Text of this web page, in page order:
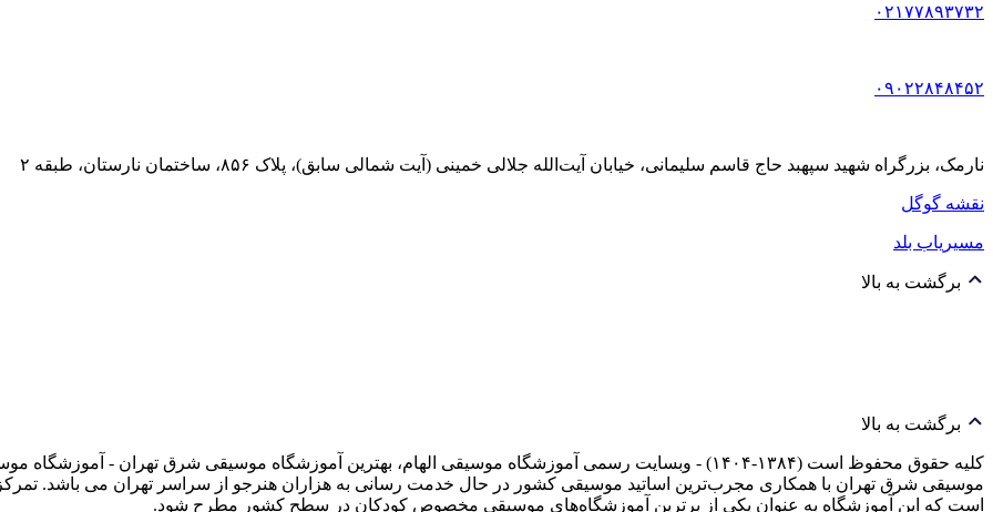
۰۲۱۷۷۸۹۳۷۳۲
۰۹۰۲۲۸۴۸۴۵۲
نارمک، بزرگراه شهید سپهبد حاج قاسم سلیمانی، خیابان آیت‌الله جلالی خمینی (آیت شمالی سابق)، پلاک ۸۵۶، ساختمان نارستان، طبقه ۲
نقشه گوگل
مسیریاب بلد
برگشت به بالا
برگشت به بالا
کلیه حقوق محفوظ است (۱۳۸۴-۱۴۰۴) - وبسایت رسمی آموزشگاه موسیقی الهام، بهترین آموزشگاه موسیقی شرق تهران -
موسیقی شرق تهران با همکاری مجرب‌ترین اساتید موسیقی کشور در حال خدمت رسانی به هزاران هنرجو از سراسر تهران می باشد.
است که این آموزشگاه به عنوان یکی از برترین آموزشگاه‌های موسیقی مخصوص کودکان در سطح کشور مطرح شود.